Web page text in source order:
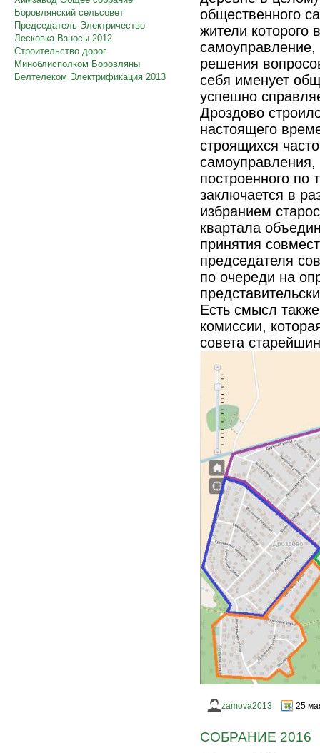
Боровлянский сельсовет
Председатель Электричество
Лесковка Взносы 2012
Строительство дорог
Миноблисполком Боровляны
Белтелеком Электрификация 2013
общественного
жители которого
самоуправление,
решения
себя именует
успешно
Дроздово
настоящего
строящихся
самоуправления,
построенного по
заключается в
избранием
квартала
принятия
председателя
по очереди на
Есть смысл
комиссии,
совета
zamova2013 25
СОБРАНИЕ 2016